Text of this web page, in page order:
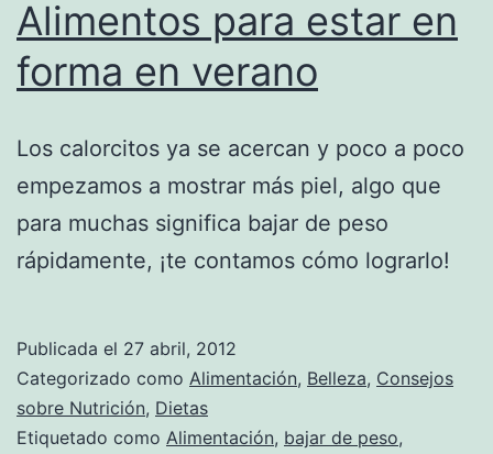
Alimentos para estar en
forma en verano
Los calorcitos ya se acercan y poco a poco
empezamos a mostrar más piel, algo que
para muchas significa bajar de peso
rápidamente, ¡te contamos cómo lograrlo!
Publicada el 27 abril, 2012
Categorizado como Alimentación, Belleza, Consejos
sobre Nutrición, Dietas
Etiquetado como Alimentación, bajar de peso,